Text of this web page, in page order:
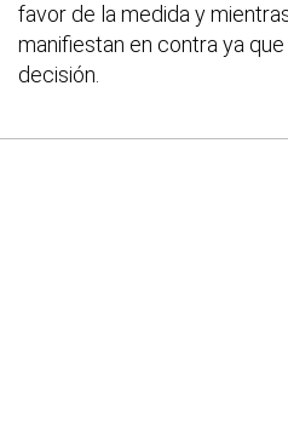
favor de la medida y
manifiestan en contra ya
decisión.